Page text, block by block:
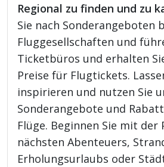
Regional zu finden und zu
Sie nach Sonderangeboten
Fluggesellschaften und
Ticketbüros und erhalten
Preise für Flugtickets.
inspirieren und nutzen Sie
Sonderangebote und
Flüge. Beginnen Sie mit der
nächsten Abenteuers,
Erholungsurlaubs oder